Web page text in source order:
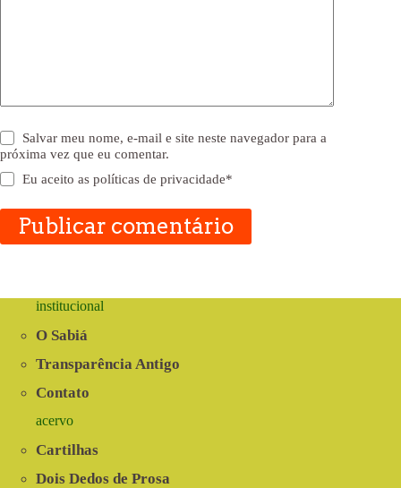
Salvar meu nome, e-mail e site neste navegador para a
próxima vez que eu comentar.
Eu aceito aspolíticas de privacidade*
Publicar comentário
institucional
O Sabiá
Transparência Antigo
Contato
acervo
Cartilhas
Dois Dedos de Prosa